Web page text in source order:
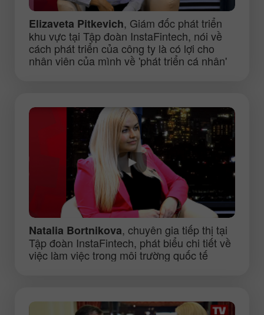
Elizaveta Pitkevich, Giám đốc phát triển
khu vực tại Tập đoàn InstaFintech, nói về
cách phát triển của công ty là có lợi cho
nhân viên của mình về 'phát triển cá nhân'
Natalia Bortnikova, chuyên gia tiếp thị tại
Tập đoàn InstaFintech, phát biểu chi tiết về
việc làm việc trong môi trường quốc tế